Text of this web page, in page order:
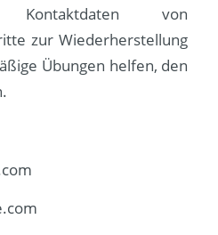
Kontaktdaten von
zur Wiederherstellung
Übungen helfen, den